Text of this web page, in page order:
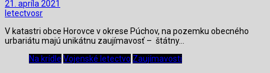
21. apríla 2021
letectvosr
V katastri obce Horovce v okrese Púchov, na pozemku obecného
urbariátu majú unikátnu zaujímavosť – štátny…
Na krídle Vojenské letectvo Zaujímavosti